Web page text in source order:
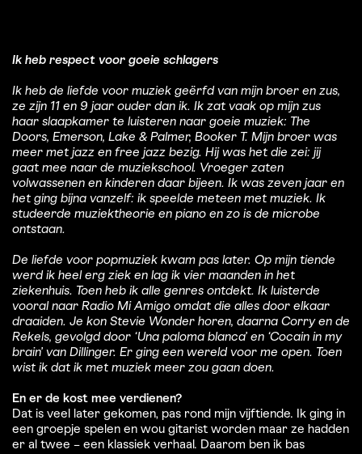
Ik heb respect voor goeie schlagers
Ik heb de liefde voor muziek geërfd van mijn broer en zus,
ze zijn 11 en 9 jaar ouder dan ik. Ik zat vaak op mijn zus
haar slaapkamer te luisteren naar goeie muziek: The
Doors, Emerson, Lake & Palmer, Booker T. Mijn broer was
meer met jazz en free jazz bezig. Hij was het die zei: jij
gaat mee naar de muziekschool. Vroeger zaten
volwassenen en kinderen daar bijeen. Ik was zeven jaar en
het ging bijna vanzelf: ik speelde meteen met muziek. Ik
studeerde muziektheorie en piano en zo is de microbe
ontstaan.
De liefde voor popmuziek kwam pas later. Op mijn tiende
werd ik heel erg ziek en lag ik vier maanden in het
ziekenhuis. Toen heb ik alle genres ontdekt. Ik luisterde
vooral naar Radio Mi Amigo omdat die alles door elkaar
draaiden. Je kon Stevie Wonder horen, daarna Corry en de
Rekels, gevolgd door ‘Una paloma blanca’ en ‘Cocain in my
brain’ van Dillinger. Er ging een wereld voor me open. Toen
wist ik dat ik met muziek meer zou gaan doen.
En er de kost mee verdienen?
Dat is veel later gekomen, pas rond mijn vijftiende. Ik ging in
een groepje spelen en wou gitarist worden maar ze hadden
er al twee – een klassiek verhaal. Daarom ben ik bas